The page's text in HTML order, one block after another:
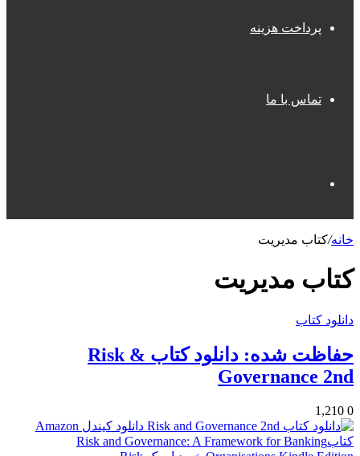
پرداخت هزینه
تماس با ما
خانه/کتاب مدیریت
کتاب مدیریت
دانلود کتاب
حفاظت شده: دانلود کتاب Risk &
Governance 2nd
0